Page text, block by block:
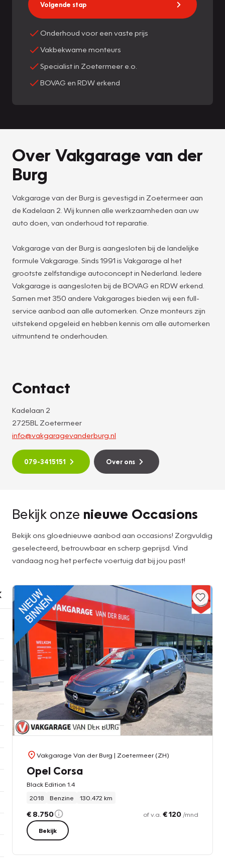
Volgende stap
Onderhoud voor een vaste prijs
Vakbekwame monteurs
Specialist in Zoetermeer e.o.
BOVAG en RDW erkend
Over Vakgarage van der
Burg
Vakgarage van der Burg is gevestigd in Zoetermeer aan
de Kadelaan 2. Wij kunnen alle werkzaamheden aan uw
auto doen, van onderhoud tot reparatie.
Vakgarage van der Burg is aangesloten bij de landelijke
formule Vakgarage. Sinds 1991 is Vakgarage al het
grootste zelfstandige autoconcept in Nederland. Iedere
Vakgarage is aangesloten bij de BOVAG en RDW erkend.
Samen met 350 andere Vakgarages bieden wij een full-
service aanbod aan alle automerken. Onze monteurs zijn
uitstekend opgeleid en hebben kennis om alle automerken
uitmuntend te onderhouden.
Contact
Kadelaan 2
2725BL Zoetermeer
info@vakgaragevanderburg.nl
079-3415151 Over ons
Bekijk onze nieuwe Occasions
Bekijk ons gloednieuwe aanbod aan occasions! Zorgvuldig
geselecteerd, betrouwbaar en scherp geprijsd. Vind
vandaag nog het perfecte voertuig dat bij jou past!
Vakgarage Van der Burg | Zoetermeer (ZH)
Opel Corsa
Black Edition 1.4
2018
Benzine 130.472 km
€ 8.750 of v.a. € 120 /mnd
Bekijk